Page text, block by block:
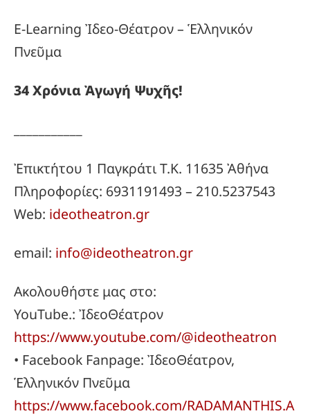
E-Learning Ἰδεο-Θέατρον – Ἑλληνικόν
Πνεῦμα
34ΧρόνιαἈγωγή Ψυχῆς!
Ἐπικτήτου 1 Παγκράτι Τ.Κ. 11635 Ἀθήνα
Πληροφορίες: 6931191493 – 210.5237543
Web: ideotheatron.gr
email: info@ideotheatron.gr
Ακολουθήστε μας στο:
YouTube.: ἸδεοΘέατρον
https://www.youtube.com/@ideotheatron
• Facebook Fanpage: ἸδεοΘέατρον,
Ἑλληνικόν Πνεῦμα
https://www.facebook.com/RADAMANTHIS.A